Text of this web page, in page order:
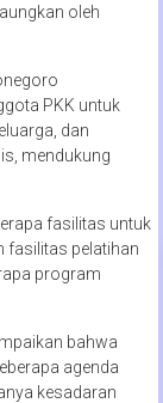
oleh
PKK untuk
dan
mendukung
fasilitas untuk
fasilitas pelatihan
program
bahwa
agenda
kesadaran